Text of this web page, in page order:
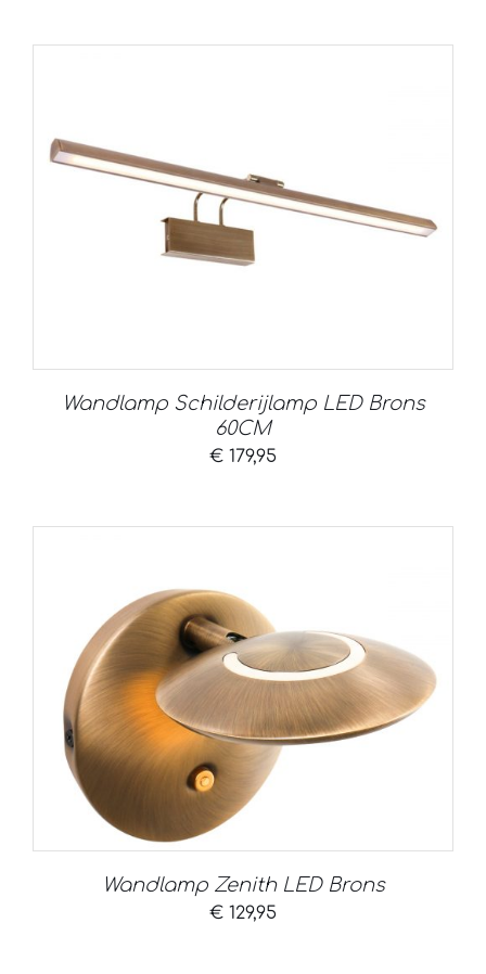
Wandlamp Schilderijlamp LED Brons
60CM
€ 179,95
Wandlamp Zenith LED Brons
€ 129,95